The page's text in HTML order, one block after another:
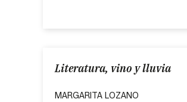
Literatura, vino y lluvia
MARGARITA LOZANO